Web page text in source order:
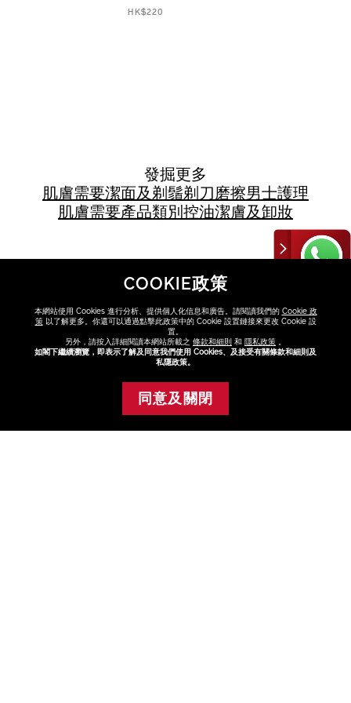
HK$220
發掘更多
肌膚需要潔面及剃鬚剃刀磨擦男士護理
肌膚需要產品類別 控油潔膚及卸妝
COOKIE政策
本網站使用 Cookies 進行分析、提供個人化信息和廣告。請閱讀我們的 Cookie 政
策以了解更多。你還可以通過點擊此政策中的 Cookie 設置鏈接來更改 Cookie 設
置。
另外，請按入詳細閱讀本網站所載之 條款和細則 和 隱私政策 。
如閣下繼續瀏覽，即表示了解及同意我們使用 Cookies、及接受有關條款和細則及
私隱政策。
同意及關閉
FAQ